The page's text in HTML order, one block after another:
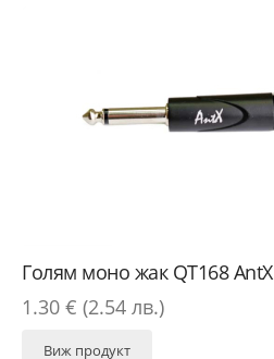
Голям моно жак QT168 AntX
1.30 € (2.54 лв.)
Виж продукт